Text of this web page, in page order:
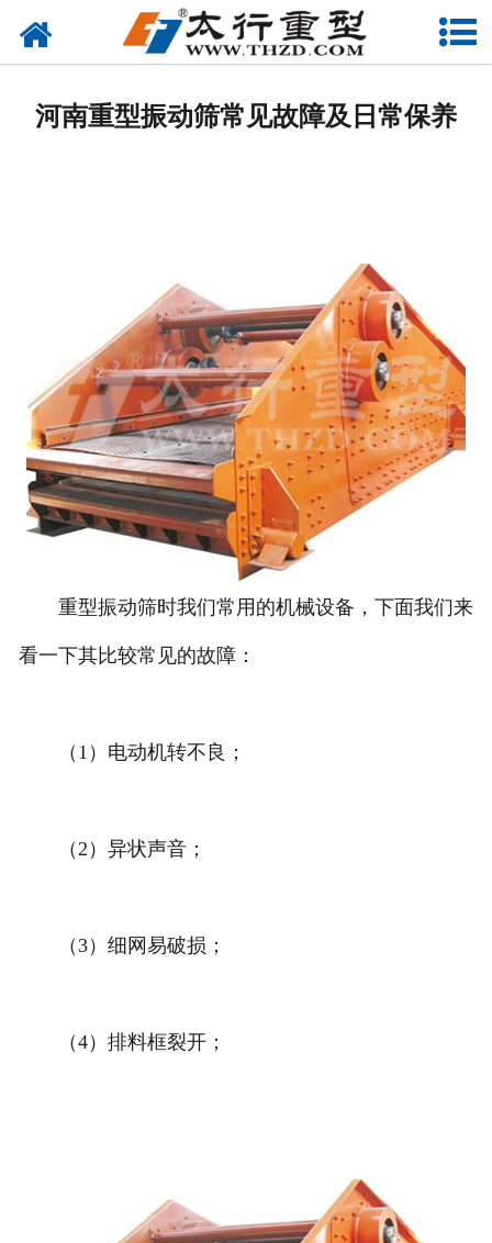
网站首页
联系我们
河南重型振动筛常见故障及日常保养
重型振动筛时我们常用的机械设备，下面我们来
看一下其比较常见的故障：
（1）电动机转不良；
（2）异状声音；
（3）细网易破损；
（4）排料框裂开；